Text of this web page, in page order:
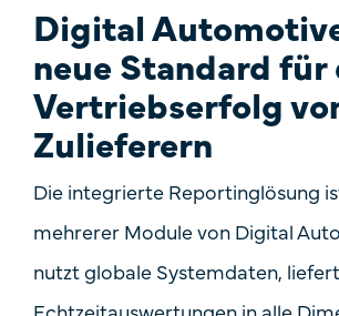
Digital
neue Standard für
Vertriebserfolg
Zulieferern
Die integrierte Reportinglösung
mehrerer Module von Digital
nutzt globale Systemdaten, liefert